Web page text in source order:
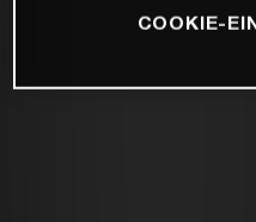
COOKIE-